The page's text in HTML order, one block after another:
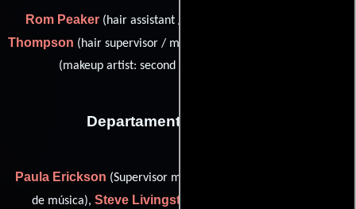
Rom Peaker (hair assistant / makeup assistant),
Thompson (hair supervisor / makeup supervisor) y
(makeup artist: second unit, Washington, D.C.)
Departamento de musica
Paula Erickson (Supervisor musical),
de música), Steve Livingston